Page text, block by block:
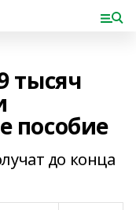
тысяч
пособие
до конца